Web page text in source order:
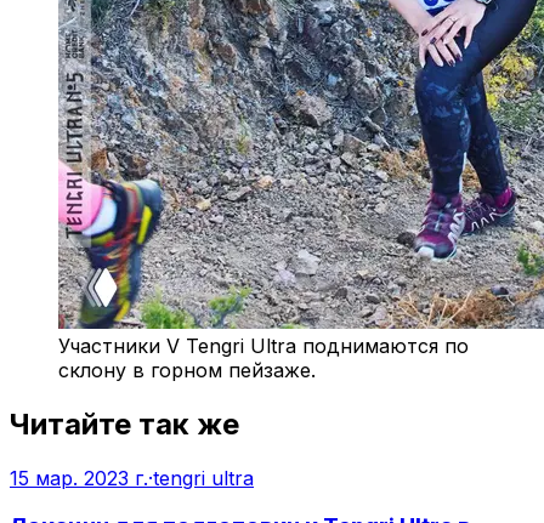
Участники V Tengri Ultra поднимаются по
склону в горном пейзаже.
Читайте так же
15 мар. 2023 г.·tengri ultra